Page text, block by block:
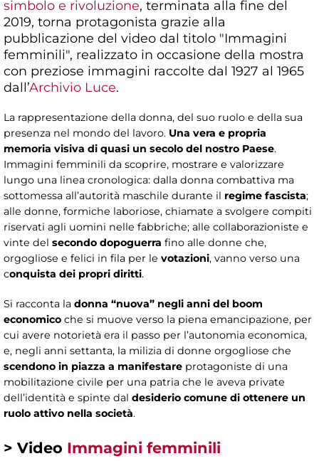
simbolo e rivoluzione, terminata alla fine del
2019, torna protagonista grazie alla
pubblicazione del video dal titolo "Immagini
femminili", realizzato in occasione della mostra
con preziose immagini raccolte dal 1927 al 1965
dall’Archivio Luce.
La rappresentazione della donna, del suo ruolo e della sua
presenza nel mondo del lavoro. Una vera e propria
memoria visiva di quasi un secolo del nostro Paese.
Immagini femminili da scoprire, mostrare e valorizzare
lungo una linea cronologica: dalla donna combattiva ma
sottomessa all’autorità maschile durante il regime fascista;
alle donne, formiche laboriose, chiamate a svolgere compiti
riservati agli uomini nelle fabbriche; alle collaborazioniste e
vinte del secondo dopoguerra fino alle donne che,
orgogliose e felici in fila per le votazioni, vanno verso una
conquista dei propri diritti.
Si racconta la donna “nuova” negli anni del boom
economico che si muove verso la piena emancipazione, per
cui avere notorietà era il passo per l’autonomia economica,
e, negli anni settanta, la milizia di donne orgogliose che
scendono in piazza a manifestare protagoniste di una
mobilitazione civile per una patria che le aveva private
dell’identità e spinte dal desiderio comune di ottenere un
ruolo attivo nella società.
> Video Immagini femminili